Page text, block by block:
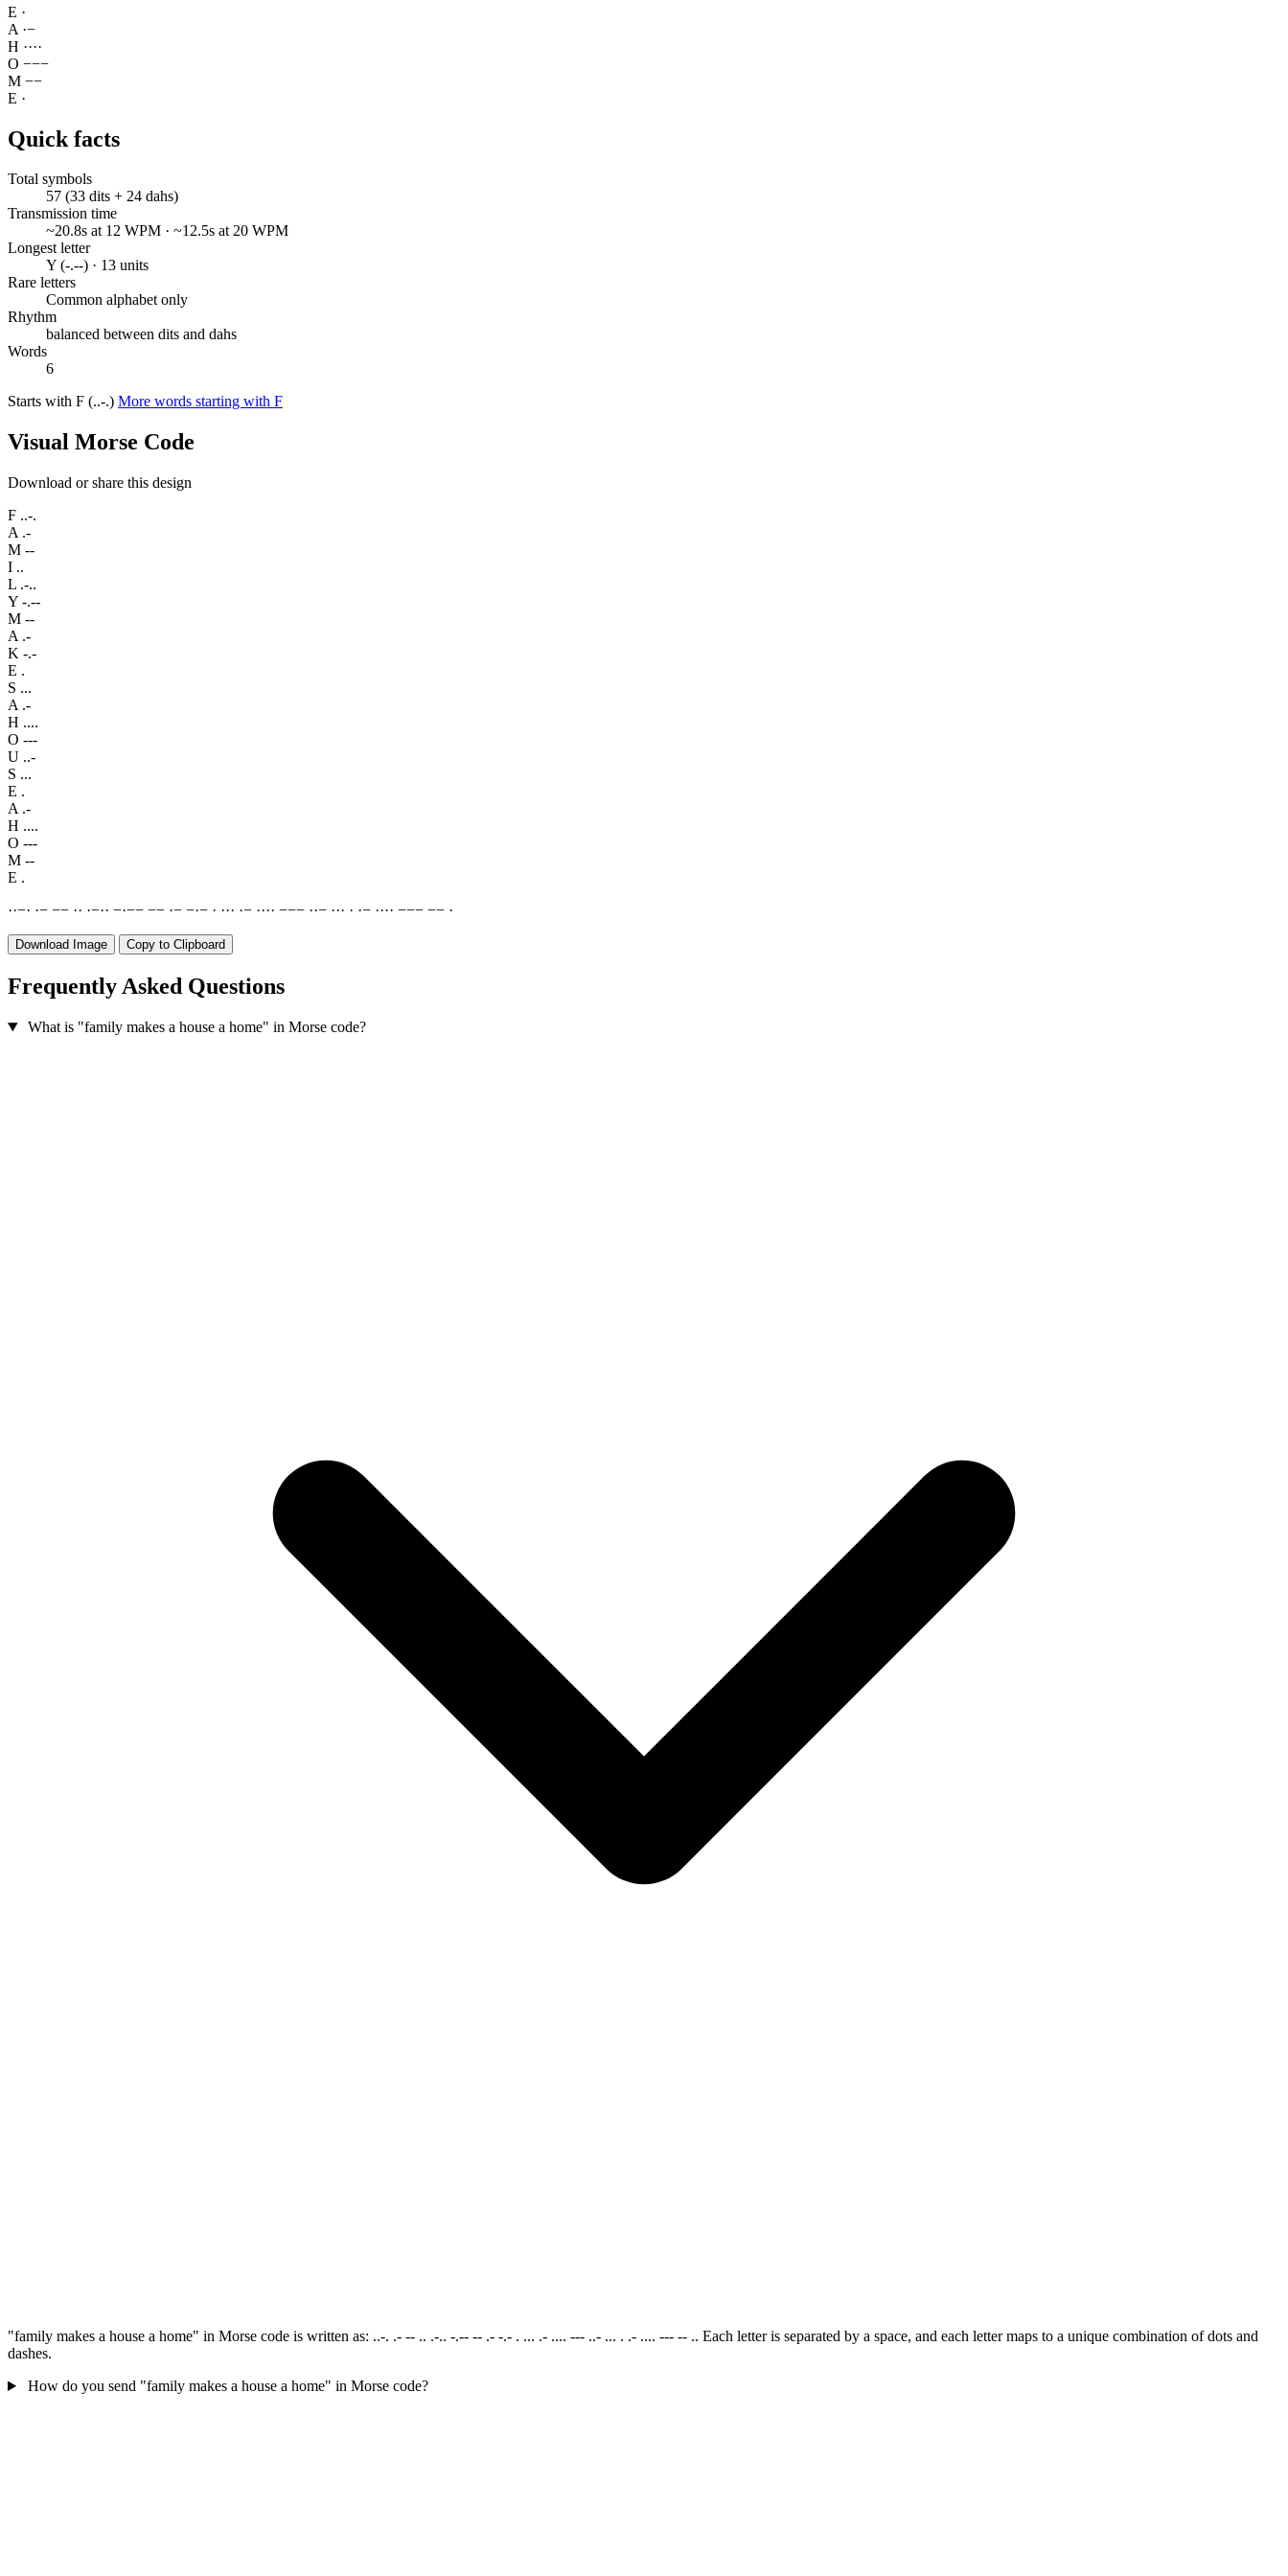
E ·
A ·−
H ····
O −−−
M −−
E ·
Quick facts
Total symbols
57 (33 dits + 24 dahs)
Transmission time
~20.8s at 12 WPM · ~12.5s at 20 WPM
Longest letter
Y (-.--) · 13 units
Rare letters
Common alphabet only
Rhythm
balanced between dits and dahs
Words
6
Starts with F (..-.) More words starting with F
Visual Morse Code
Download or share this design
F ..-.
A .-
M --
I ..
L .-..
Y -.--
M --
A .-
K -.-
E .
S ...
A .-
H ....
O ---
U ..-
S ...
E .
A .-
H ....
O ---
M --
E .
··−· ·− −− ·· ·−·· −·−− −− ·− −·− · ··· ·− ···· −−− ··− ··· · ·− ···· −−− −− ·
Download Image Copy to Clipboard
Frequently Asked Questions
What is "family makes a house a home" in Morse code?
"family makes a house a home" in Morse code is written as: ..-. .- -- .. .-.. -.-- -- .- -.- . ... .- .... --- ..- ... . .- .... --- -- .. Each letter is separated by a space, and each letter maps to a unique combination of dots and
dashes.
How do you send "family makes a house a home" in Morse code?